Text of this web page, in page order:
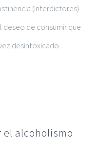
(interdictores)
deseo de consumir que
desintoxicado.
alcoholismo